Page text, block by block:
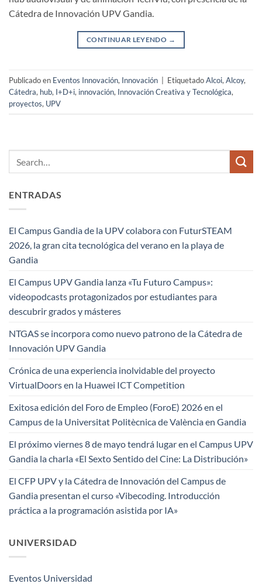
Cátedra de Innovación UPV Gandia.
CONTINUAR LEYENDO →
Publicado en Eventos Innovación, Innovación EtiquetadoAlcoi, Alcoy,
Cátedra, hub, I+D+i, innovación, Innovación Creativa y Tecnológica,
proyectos, UPV
ENTRADAS
El Campus Gandia de la UPV colabora con FuturSTEAM
2026, la gran cita tecnológica del verano en la playa de
Gandia
El Campus UPV Gandia lanza «Tu Futuro Campus»:
videopodcasts protagonizados por estudiantes para
descubrir grados y másteres
NTGAS se incorpora como nuevo patrono de la Cátedra de
Innovación UPV Gandia
Crónica de una experiencia inolvidable del proyecto
VirtualDoors en la Huawei ICT Competition
Exitosa edición del Foro de Empleo (ForoE) 2026 en el
Campus de la Universitat Politècnica de València en Gandia
El próximo viernes 8 de mayo tendrá lugar en el Campus UPV
Gandia la charla «El Sexto Sentido del Cine: La Distribución»
El CFP UPV y la Cátedra de Innovación del Campus de
Gandia presentan el curso «Vibecoding. Introducción
práctica a la programación asistida por IA»
UNIVERSIDAD
Eventos Universidad